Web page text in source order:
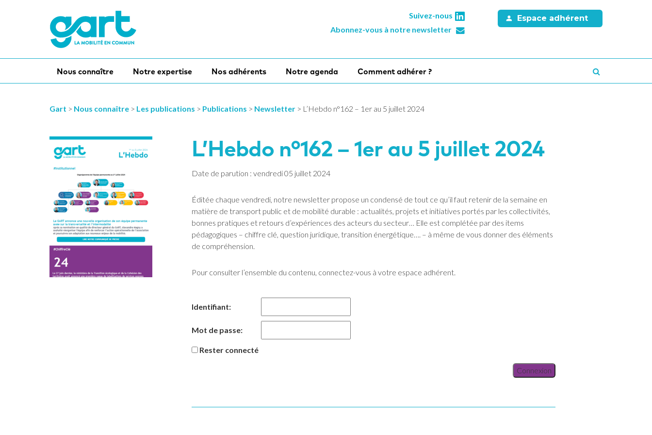
Suivez-nous
Abonnez-vous à notre newsletter
Espace adhérent
Nous connaître Notre expertise Nos adhérents Notre agenda Comment adhérer ?
Gart > Nous connaître > Les publications > Publications > Newsletter > L’Hebdo n°162 – 1er au 5 juillet 2024
L’Hebdo n°162 – 1er au 5 juillet 2024
Date de parution : vendredi 05 juillet 2024
Éditée chaque vendredi, notre newsletter propose un condensé de tout ce qu’il faut retenir de la semaine en
matière de transport public et de mobilité durable : actualités, projets et initiatives portés par les collectivités,
bonnes pratiques et retours d’expériences des acteurs du secteur… Elle est complétée par des items
pédagogiques – chiffre clé, question juridique, transition énergétique…. – à même de vous donner des éléments
de compréhension.
Pour consulter l’ensemble du contenu, connectez-vous à votre espace adhérent.
Identifiant:
Mot de passe:
Rester connecté
Connexion